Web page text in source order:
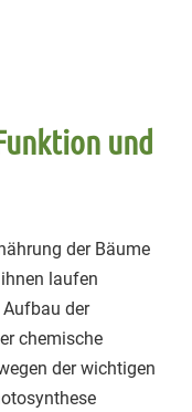
und
der Bäume
laufen
der
chemische
der wichtigen